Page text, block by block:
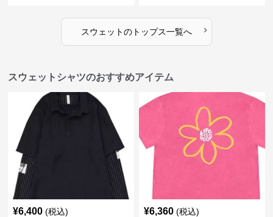
スウェットのトップス一覧へ ›
スウェットシャツのおすすめアイテム
¥6,400 (税込) ¥6,360 (税込)